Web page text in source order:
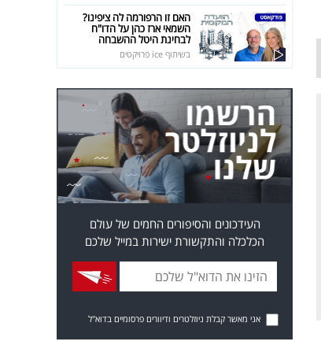
האם זו הרפורמה לה ציפינו?
השמאי ארז כהן על הדו"ח
לבחינת היטל ההשבחה
בשיתוף ice פרויקטים
העידכונים והסיפורים החמים של עולם
הכלכלה והתקשורת ישירות במייל שלכם
אני מאשר קבלת ניוזלטרים ודיוורים פרסומיים בדוא"ל